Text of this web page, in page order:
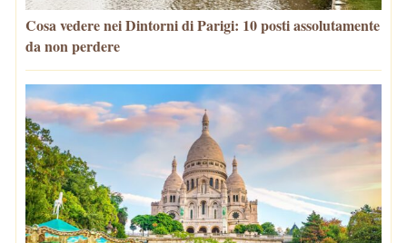
Cosa vedere nei Dintorni di Parigi: 10 posti assolutamente
da non perdere